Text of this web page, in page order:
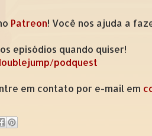
Patreon! Você nos ajuda a
episódios quando quiser!
podquest
em contato por e-mail em